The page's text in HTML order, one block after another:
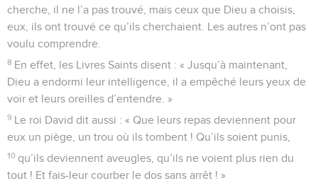
cherche, il ne l’a pas trouvé, mais ceux que Dieu a choisis,
eux, ils ont trouvé ce qu’ils cherchaient. Les autres n’ont pas
voulu comprendre.
8 En effet, les Livres Saints disent : « Jusqu’à maintenant,
Dieu a endormi leur intelligence, il a empêché leurs yeux de
voir et leurs oreilles d’entendre. »
9 Le roi David dit aussi : « Que leurs repas deviennent pour
eux un piège, un trou où ils tombent ! Qu’ils soient punis,
10 qu’ils deviennent aveugles, qu’ils ne voient plus rien du
tout ! Et fais-leur courber le dos sans arrêt ! »